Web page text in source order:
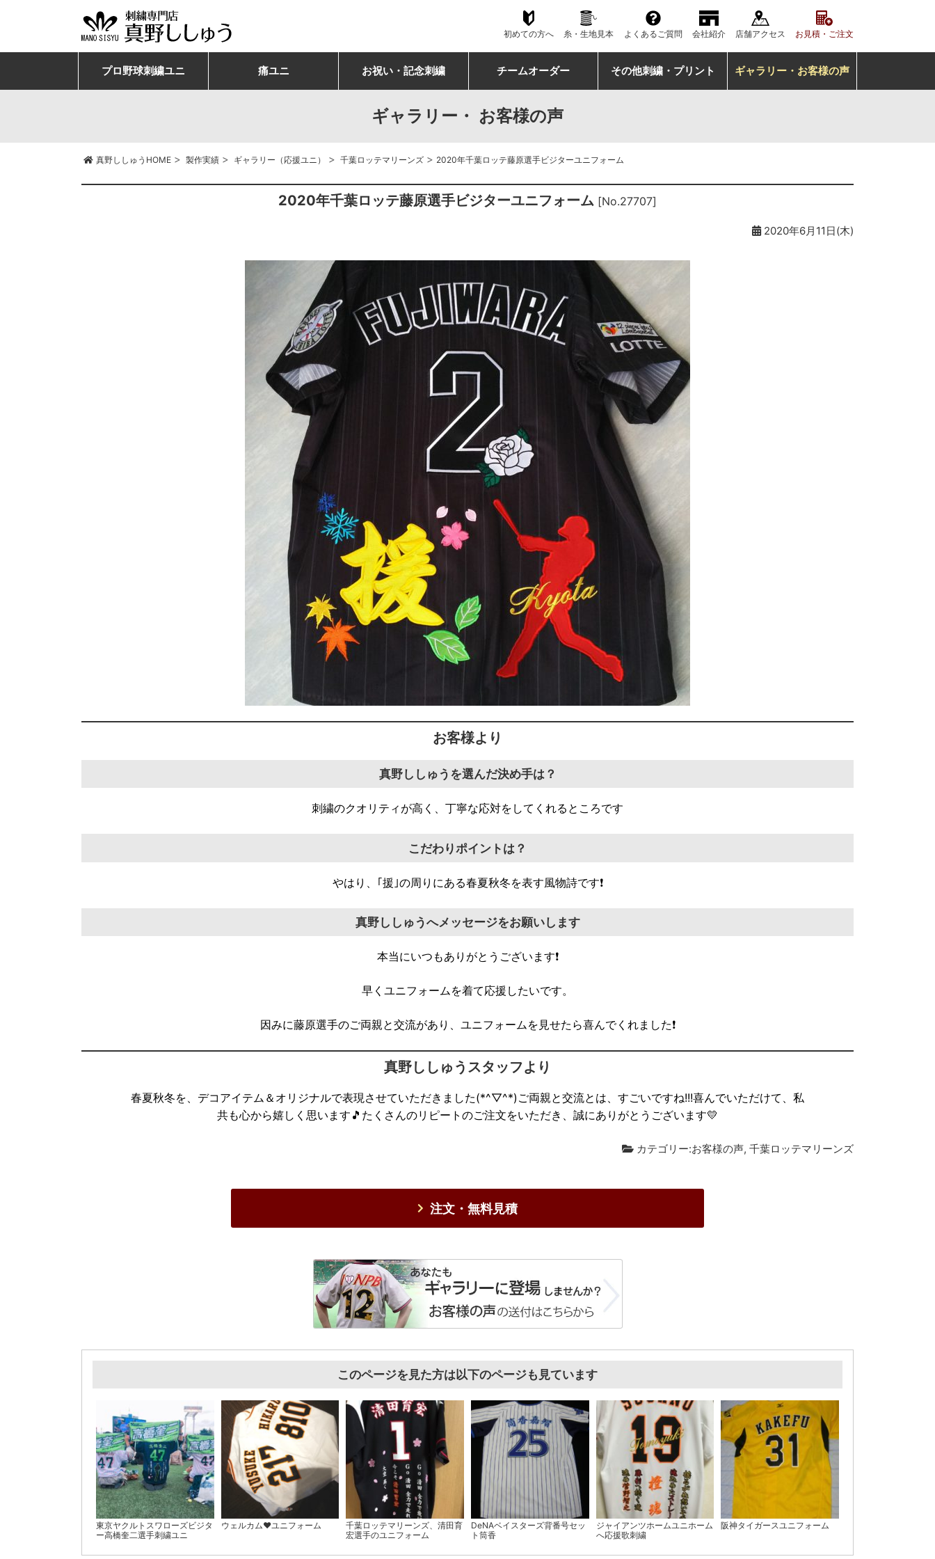
初めての方へ 糸・生地見本 よくあるご質問 会社紹介 店舗アクセス お見積・ご注文
プロ野球刺繍ユニ 痛ユニ お祝い・記念刺繍 チームオーダー その他刺繍・プリント ギャラリー・お客様の声
ギャラリー・ お客様の声
真野ししゅうHOME> 製作実績> ギャラリー（応援ユニ） > 千葉ロッテマリーンズ> 2020年千葉ロッテ藤原選手ビジターユニフォーム
2020年千葉ロッテ藤原選手ビジターユニフォーム [No.27707]
2020年6月11日(木)
お客様より
真野ししゅうを選んだ決め手は？
刺繍のクオリティが高く、丁寧な応対をしてくれるところです
こだわりポイントは？
やはり、｢援｣の周りにある春夏秋冬を表す風物詩です❗️
真野ししゅうへメッセージをお願いします
本当にいつもありがとうございます❗️
早くユニフォームを着て応援したいです。
因みに藤原選手のご両親と交流があり、ユニフォームを見せたら喜んでくれました❗️
真野ししゅうスタッフより
春夏秋冬を、デコアイテム＆オリジナルで表現させていただきました(*^▽^*)ご両親と交流とは、すごいですね!!!喜んでいただけて、私
共も心から嬉しく思います🎵たくさんのリピートのご注文をいただき、誠にありがとうございます💛
カテゴリー:お客様の声, 千葉ロッテマリーンズ
注文・無料見積
このページを見た方は以下のページも見ています
東京ヤクルトスワローズビジタ
ー高橋奎二選手刺繍ユニ
ウェルカム♥ユニフォーム
千葉ロッテマリーンズ、清田育
宏選手のユニフォーム
DeNAベイスターズ背番号セッ
ト筒香
ジャイアンツホームユニホーム
へ応援歌刺繍
阪神タイガースユニフォーム